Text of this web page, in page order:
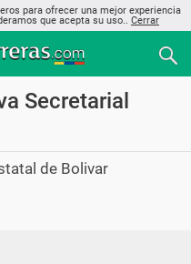
para ofrecer una mejor experiencia
que acepta su uso.. Cerrar
Secretarial
de Bolivar